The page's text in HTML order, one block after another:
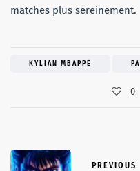
matches plus sereinement.
KYLIAN MBAPPÉ
0
PREVIOUS